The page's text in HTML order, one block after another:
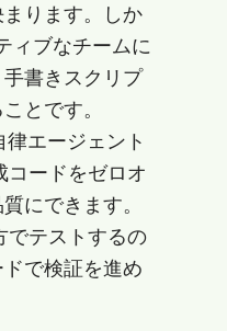
ります。しか
ィブなチームに
書きスクリプ
とです。
エージェント
コードをゼロオ
にできます。
テストするの
で検証を進め